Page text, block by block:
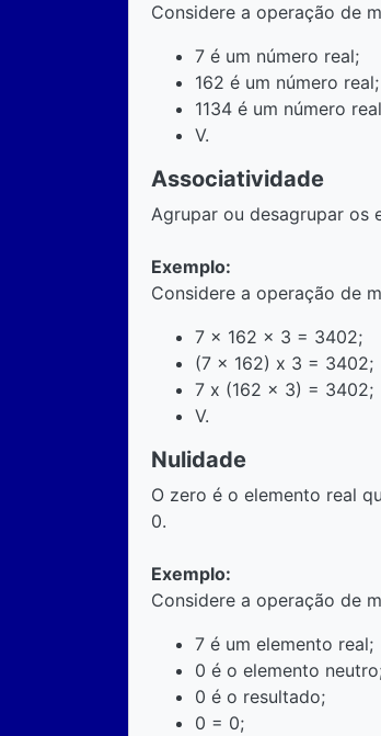
Considere a operação de
7 é um número real;
162 é um número real;
1134 é um número
V.
Associatividade
Agrupar ou desagrupar os
Exemplo:
Considere a operação de
7 x 162 x 3 = 3402;
(7 x 162) x 3 = 3402;
7 x (162 x 3) = 3402;
V.
Nulidade
O zero é o elemento real
0.
Exemplo:
Considere a operação de
7 é um elemento real;
0 é o elemento
0 é o resultado;
0 = 0;